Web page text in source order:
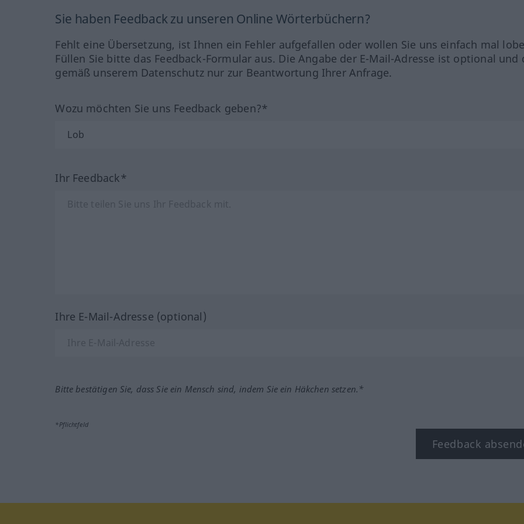
Sie haben Feedback zu unseren Online Wörterbüchern?
Fehlt eine Übersetzung, ist Ihnen ein Fehler aufgefallen oder wollen Sie uns einfach mal
Füllen Sie bitte das Feedback-Formular aus. Die Angabe der E-Mail-Adresse ist optional und
gemäß unserem Datenschutz nur zur Beantwortung Ihrer Anfrage.
Wozu möchten Sie uns Feedback geben?*
Ihr Feedback*
Ihre E-Mail-Adresse (optional)
Bitte bestätigen Sie, dass Sie ein Mensch sind, indem Sie ein Häkchen setzen.*
*Pflichtfeld
Feedback